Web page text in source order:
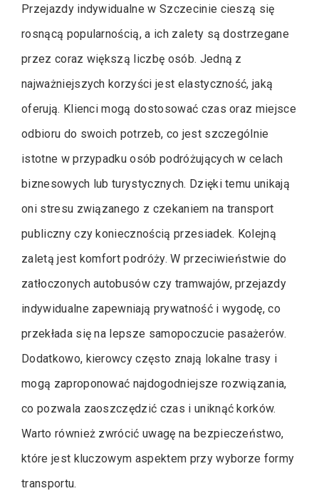
Przejazdy indywidualne w Szczecinie cieszą się
rosnącą popularnością, a ich zalety są dostrzegane
przez coraz większą liczbę osób. Jedną z
najważniejszych korzyści jest elastyczność, jaką
oferują. Klienci mogą dostosować czas oraz miejsce
odbioru do swoich potrzeb, co jest szczególnie
istotne w przypadku osób podróżujących w celach
biznesowych lub turystycznych. Dzięki temu unikają
oni stresu związanego z czekaniem na transport
publiczny czy koniecznością przesiadek. Kolejną
zaletą jest komfort podróży. W przeciwieństwie do
zatłoczonych autobusów czy tramwajów, przejazdy
indywidualne zapewniają prywatność i wygodę, co
przekłada się na lepsze samopoczucie pasażerów.
Dodatkowo, kierowcy często znają lokalne trasy i
mogą zaproponować najdogodniejsze rozwiązania,
co pozwala zaoszczędzić czas i uniknąć korków.
Warto również zwrócić uwagę na bezpieczeństwo,
które jest kluczowym aspektem przy wyborze formy
transportu.